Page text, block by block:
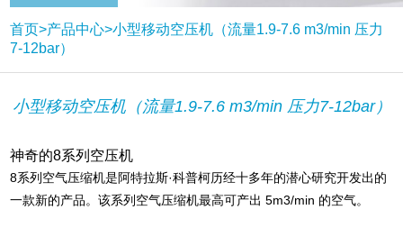
首页>产品中心>小型移动空压机（流量1.9-7.6 m3/min 压力
7-12bar）
小型移动空压机（流量1.9-7.6 m3/min 压力7-12bar）
神奇的8系列空压机
8系列空气压缩机是阿特拉斯·科普柯历经十多年的潜心研究开发出的
一款新的产品。该系列空气压缩机最高可产出 5m3/min 的空气。